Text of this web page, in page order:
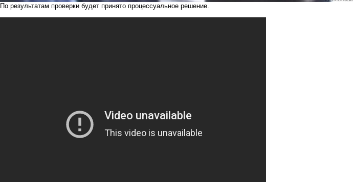
По результатам проверки будет принято процессуальное решение.